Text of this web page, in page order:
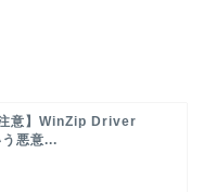
意】WinZip Driver
悪意...